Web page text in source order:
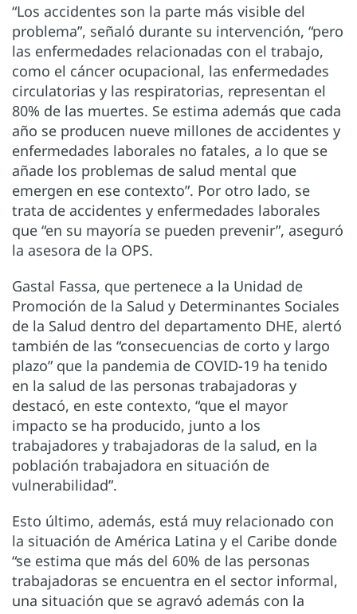
“Los accidentes son la parte más visible del
problema”, señaló durante su intervención, “pero
las enfermedades relacionadas con el trabajo,
como el cáncer ocupacional, las enfermedades
circulatorias y las respiratorias, representan el
80% de las muertes. Se estima además que cada
año se producen nueve millones de accidentes y
enfermedades laborales no fatales, a lo que se
añade los problemas de salud mental que
emergen en ese contexto”. Por otro lado, se
trata de accidentes y enfermedades laborales
que “en su mayoría se pueden prevenir”, aseguró
la asesora de la OPS.
Gastal Fassa, que pertenece a la Unidad de
Promoción de la Salud y Determinantes Sociales
de la Salud dentro del departamento DHE, alertó
también de las “consecuencias de corto y largo
plazo” que la pandemia de COVID-19 ha tenido
en la salud de las personas trabajadoras y
destacó, en este contexto, “que el mayor
impacto se ha producido, junto a los
trabajadores y trabajadoras de la salud, en la
población trabajadora en situación de
vulnerabilidad”.
Esto último, además, está muy relacionado con
la situación de América Latina y el Caribe donde
“se estima que más del 60% de las personas
trabajadoras se encuentra en el sector informal,
una situación que se agravó además con la